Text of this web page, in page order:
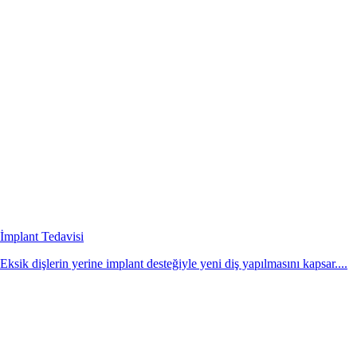
İmplant Tedavisi
Eksik dişlerin yerine implant desteğiyle yeni diş yapılmasını kapsar....